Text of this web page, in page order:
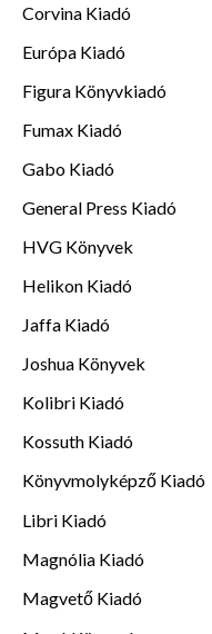
Corvina Kiadó
Európa Kiadó
Figura Könyvkiadó
Fumax Kiadó
Gabo Kiadó
General Press Kiadó
HVG Könyvek
Helikon Kiadó
Jaffa Kiadó
Joshua Könyvek
Kolibri Kiadó
Kossuth Kiadó
Könyvmolyképző Kiadó
Libri Kiadó
Magnólia Kiadó
Magvető Kiadó